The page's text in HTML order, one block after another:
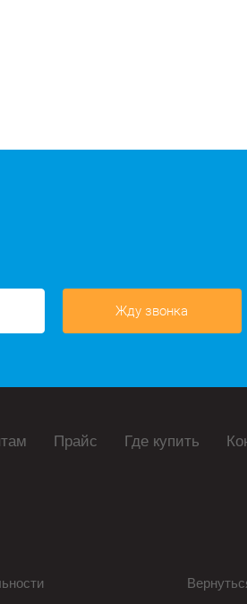
Жду звонка
Прайс Где купить